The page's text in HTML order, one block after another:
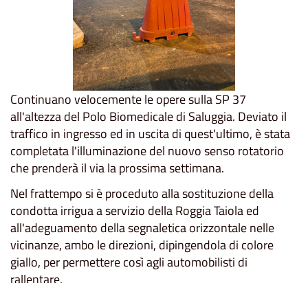
Continuano velocemente le opere sulla SP 37
all'altezza del Polo Biomedicale di Saluggia. Deviato il
traffico in ingresso ed in uscita di quest'ultimo, è stata
completata l'illuminazione del nuovo senso rotatorio
che prenderà il via la prossima settimana.
Nel frattempo si è proceduto alla sostituzione della
condotta irrigua a servizio della Roggia Taiola ed
all'adeguamento della segnaletica orizzontale nelle
vicinanze, ambo le direzioni, dipingendola di colore
giallo, per permettere così agli automobilisti di